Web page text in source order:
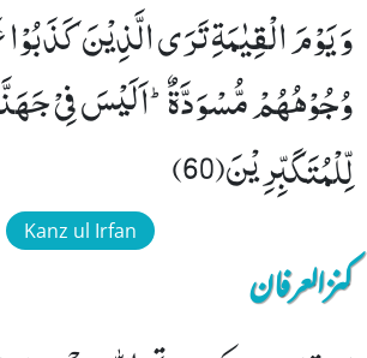
وَ یَوْمَ الْقِیٰمَةِ تَرَى الَّذِیْنَ كَذَبُوْا
وُجُوْهُهُمْ مُّسْوَدَّةٌؕ-اَلَیْسَ فِیْ
لِّلْمُتَكَبِّرِیْنَ(60)
Kanz ul Irfan
کنزالعرفان